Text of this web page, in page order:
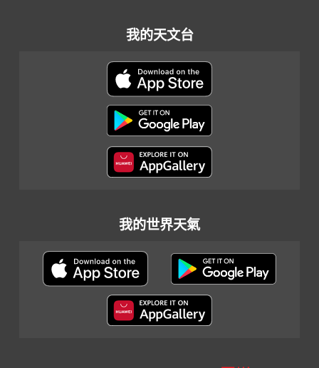
我的天文台
我的世界天氣